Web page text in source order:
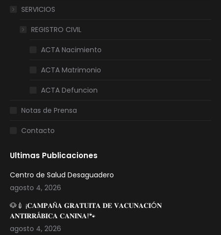
SERVICIOS
REGISTRO CIVIL
ACTA Nacimiento
ACTA Matrimonio
ACTA Defuncion
Notas de Prensa
Contacto
Ultimas Publicaciones
Centro de Salud Desaguadero
agosto 4, 2026
🐶💉 ¡𝐂𝐀𝐌𝐏𝐀Ñ𝐀 𝐆𝐑𝐀𝐓𝐔𝐈𝐓𝐀 𝐃𝐄 𝐕𝐀𝐂𝐔𝐍𝐀𝐂𝐈Ó𝐍
𝐀𝐍𝐓𝐈𝐑𝐑Á𝐁𝐈𝐂𝐀 𝐂𝐀𝐍𝐈𝐍𝐀!🐾
agosto 4, 2026